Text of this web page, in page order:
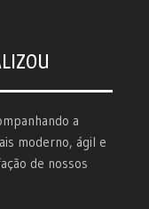
a
moderno, ágil e
de nossos